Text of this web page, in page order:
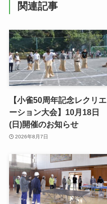
関連記事
【小雀50周年記念レクリエ
ーション大会】10月18日
(日)開催のお知らせ
2026年8月7日